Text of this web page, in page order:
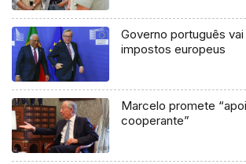
Governo português
impostos europeus
Marcelo promete
cooperante”